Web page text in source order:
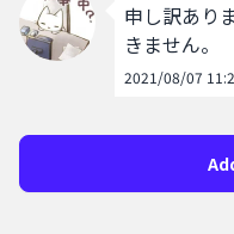
申し訳あり
きません。
2021/08/07